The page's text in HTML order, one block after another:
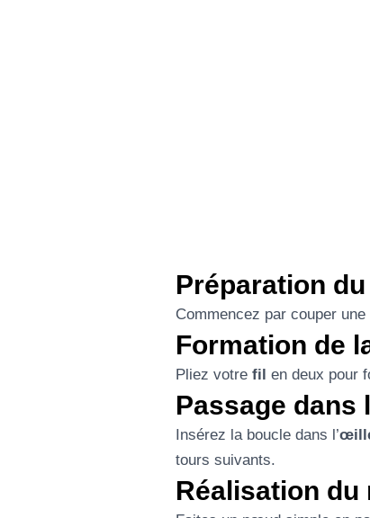
Préparation
Commencez par couper
Formation de
Pliez votrefil en deux pour
Passage dans
Insérez la boucle dans l’
tours suivants.
Réalisation